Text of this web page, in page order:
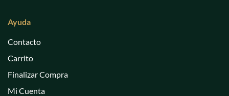
Ayuda
Contacto
Carrito
Finalizar Compra
Mi Cuenta